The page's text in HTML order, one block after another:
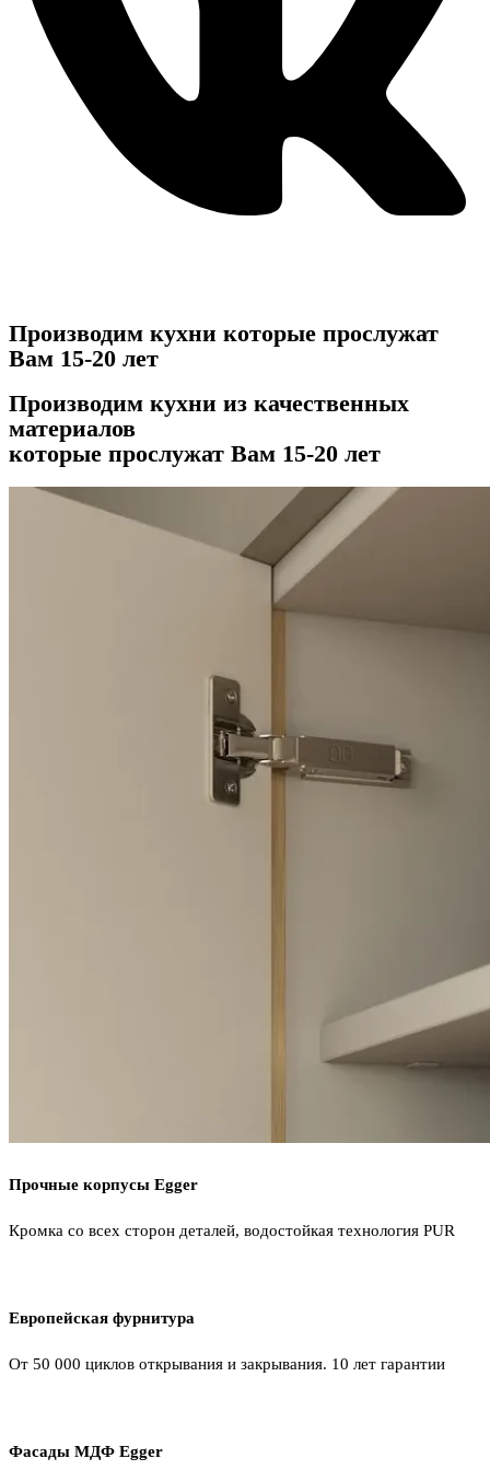
Производим кухни которые прослужат
Вам 15-20 лет
Производим кухни из качественных
материалов
которые прослужат Вам 15-20 лет
Прочные корпусы Egger
Кромка со всех сторон деталей, водостойкая технология PUR
Европейская фурнитура
От 50 000 циклов открывания и закрывания. 10 лет гарантии
Фасады МДФ Egger